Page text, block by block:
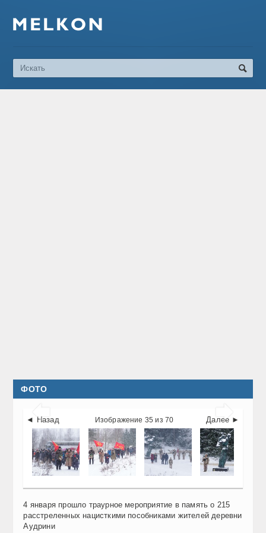
ФОТО
 
◄ Назад Далее ►
Изображение 35 из 70
4 января прошло траурное мероприятие в память о 215
расстреленных нацисткими пособниками жителей деревни
Аудрини